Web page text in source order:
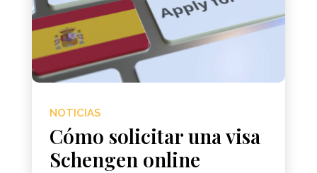
NOTICIAS
Cómo solicitar una visa
Schengen online